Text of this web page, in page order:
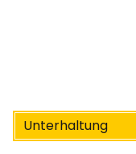
Unterhaltung